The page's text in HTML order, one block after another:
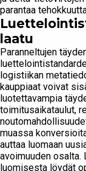
parantaa
laatu
Paranneltujen
logistiikan
kauppiaat voivat
luotettavampia
toimitusaikataulut,
muassa
auttaa luomaan
avoimuuden
luomisesta löydät